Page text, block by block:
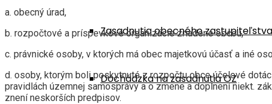
Zasadnutia obecného zastupiteľstva
Dochádzka na zasadnutia OZ
a. obecný úrad,
b. rozpočtové a príspevkové organizácie zriadené obcou,
c. právnické osoby, v ktorých má obec majetkovú účasť a iné
d. osoby, ktorým boli poskytnuté z rozpočtu obce účelové
pravidlách územnej samosprávy a o zmene a doplnení niekt.
znení neskorších predpisov.